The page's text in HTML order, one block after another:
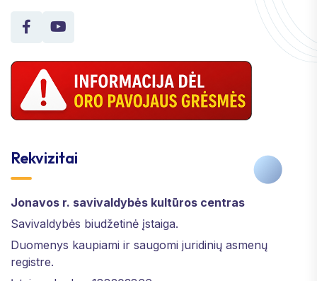
Rekvizitai
Jonavos r. savivaldybės kultūros centras
Savivaldybės biudžetinė įstaiga.
Duomenys kaupiami ir saugomi juridinių asmenų
registre.